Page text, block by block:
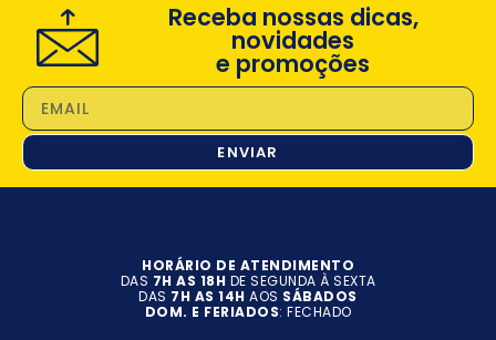
Receba nossas dicas,
novidades
e promoções
ENVIAR
HORÁRIO DE ATENDIMENTO
DAS 7H AS 18H DE SEGUNDA À SEXTA
DAS 7H AS 14H AOS SÁBADOS
DOM. E FERIADOS: FECHADO